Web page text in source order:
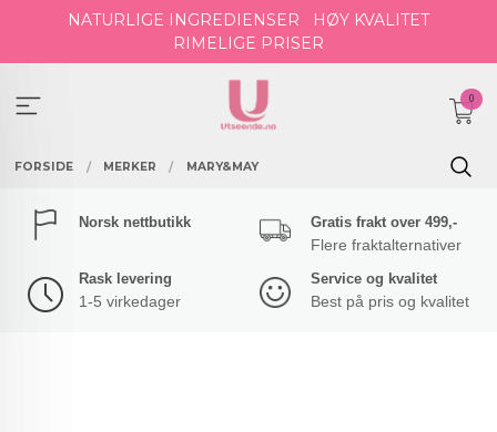
NATURLIGE INGREDIENSER
HØY KVALITET
RIMELIGE PRISER
0
FORSIDE MERKER MARY&MAY
Norsk nettbutikk Gratis frakt over 499,-
Flere fraktalternativer
Rask levering
1-5 virkedager
Service og kvalitet
Best på pris og kvalitet